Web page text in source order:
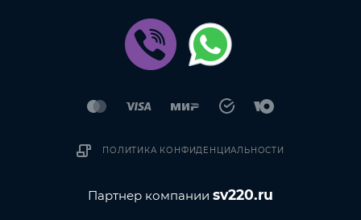
ПОЛИТИКА КОНФИДЕНЦИАЛЬНОСТИ
Партнер компании sv220.ru